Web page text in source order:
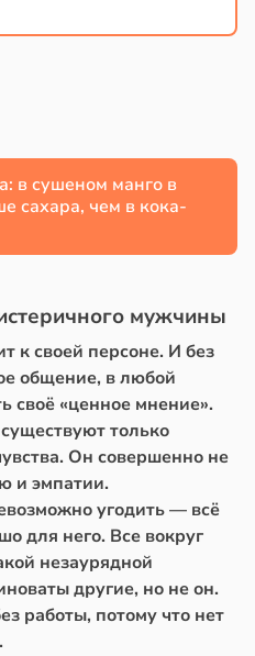
в сушеном манго в
сахара, чем в кока-
мужчины
к своей персоне. И без
общение, в любой
своё «ценное мнение».
только
Он совершенно не
и эмпатии.
угодить — всё
для него. Все вокруг
незаурядной
другие, но не он.
работы, потому что нет